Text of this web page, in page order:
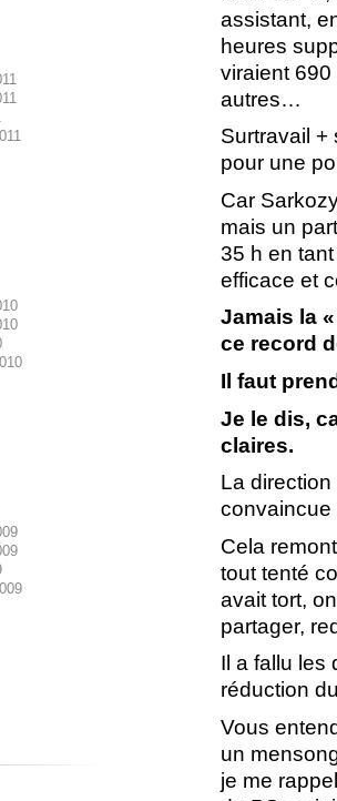
assistant,
heures
viraient
autres…
Surtravail +
pour une
Car
mais un
35 h en
efficace et
Jamais la
ce record
Il faut
Je le dis,
claires.
La direction
convaincue
Cela
tout tenté
avait tort,
partager,
Il a fallu les
réduction
Vous
un
je me